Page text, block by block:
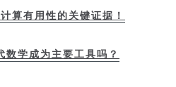
算有用性的关键证据！
数学成为主要工具吗？